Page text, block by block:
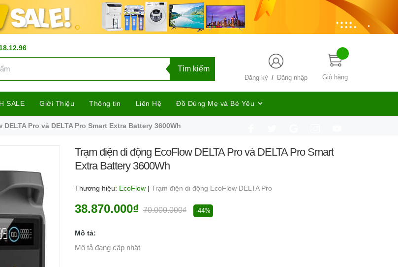
Giỏ hàng
Đăng ký / Đăng nhập
Tìm kiếm
SALE Giới Thiệu Thông tin Liên Hệ Đồ Dùng Mẹ và Bé Yêu
Pro và DELTA Pro Smart Extra Battery 3600Wh
Trạm điện di động EcoFlow DELTA Pro và DELTA Pro Smart
Extra Battery 3600Wh
Thương hiệu: EcoFlow | Trạm điện di động EcoFlow DELTA Pro
38.870.000₫ 70.000.000₫ -44%
Mô tả:
Mô tả đang cập nhật